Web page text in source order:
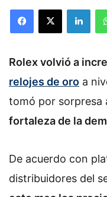
Rolex volvió a
relojes de oro a
tomó por sorpresa
fortaleza de la
De acuerdo con
distribuidores del